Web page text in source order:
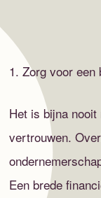
1. Zorg voor een
Het is bijna
vertrouwen.
Een brede